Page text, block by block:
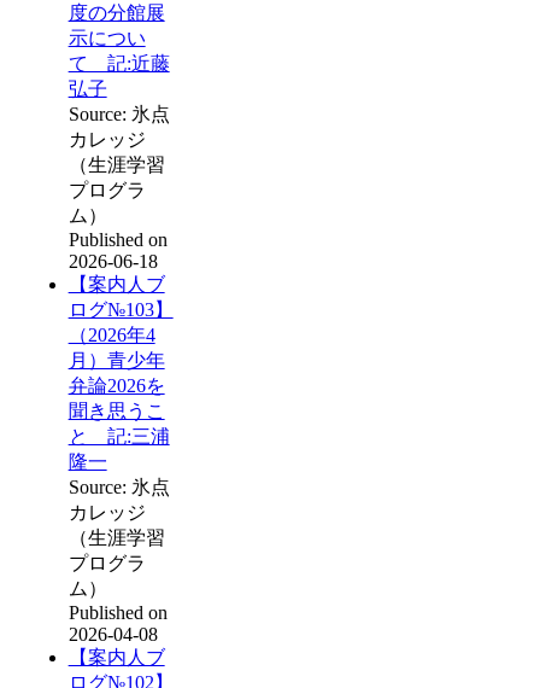
度の分館展
示につい
て 記:近藤
弘子
Source: 氷点
カレッジ
（生涯学習
プログラ
ム）
Published on
2026-06-18
【案内人ブ
ログ№103】
（2026年4
月）青少年
弁論2026を
聞き思うこ
と 記:三浦
隆一
Source: 氷点
カレッジ
（生涯学習
プログラ
ム）
Published on
2026-04-08
【案内人ブ
ログ№102】